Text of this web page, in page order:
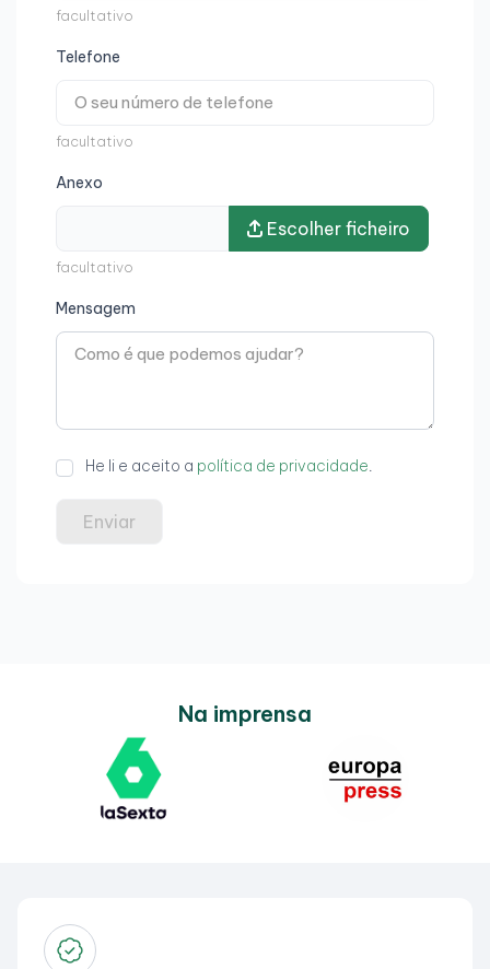
facultativo
Telefone
facultativo
Anexo
Escolher ficheiro
facultativo
Mensagem
He li e aceito a política de privacidade.
Na imprensa